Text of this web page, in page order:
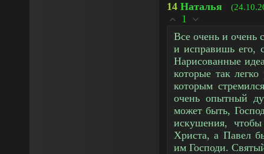
14 Наталья
1
Все очень и очень
и исправишь его,
Нарисованные
которые так
которым
очень опытный
может быть,
искушения,
Христа, а Павел
им Господи.